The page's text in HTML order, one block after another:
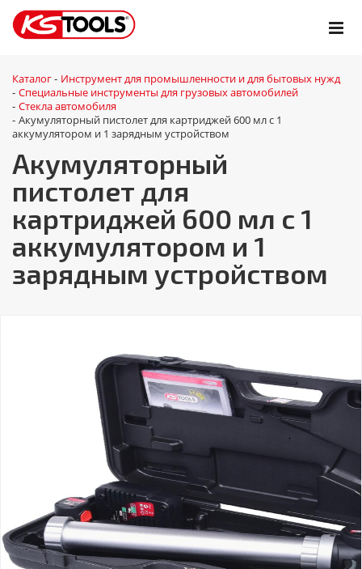
Каталог - Инструмент для промышленности и для бытовых нужд
- Специальные инструменты для грузовых автомобилей
- Стекла автомобиля
- Акумуляторный пистолет для картриджей 600 мл с 1
аккумулятором и 1 зарядным устройством
Акумуляторный
пистолет для
картриджей 600 мл с 1
аккумулятором и 1
зарядным устройством